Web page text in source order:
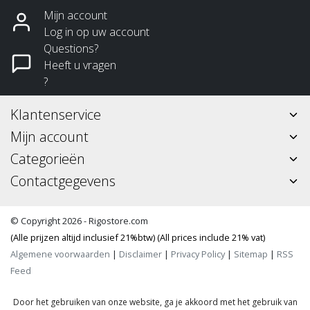
Mijn account
Log in op uw account
Questions?
Heeft u vragen
?
Klantenservice
Mijn account
Categorieën
Contactgegevens
© Copyright 2026 - Rigostore.com
(Alle prijzen altijd inclusief 21%btw) (All prices include 21% vat)
Algemene voorwaarden | Disclaimer | Privacy Policy| Sitemap | RSS
Feed
Door het gebruiken van onze website, ga je akkoord met het gebruik van